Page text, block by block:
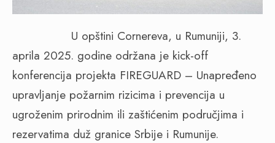
U opštini Cornereva, u Rumuniji, 3.
aprila 2025. godine održana je kick-off
konferencija projekta FIREGUARD – Unapređeno
upravljanje požarnim rizicima i prevencija u
ugroženim prirodnim ili zaštićenim područjima i
rezervatima duž granice Srbije i Rumunije.